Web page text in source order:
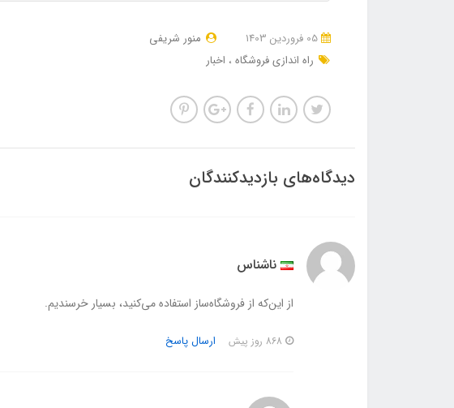
منور شریفی
راه اندازی فروشگاه
اخبار
دیدگاه‌های بازدیدکنندگان
ناشناس
از این‌که از فروشگاه‌ساز استفاده می‌کنید، بسیار خرسندیم.
ارسال پاسخ